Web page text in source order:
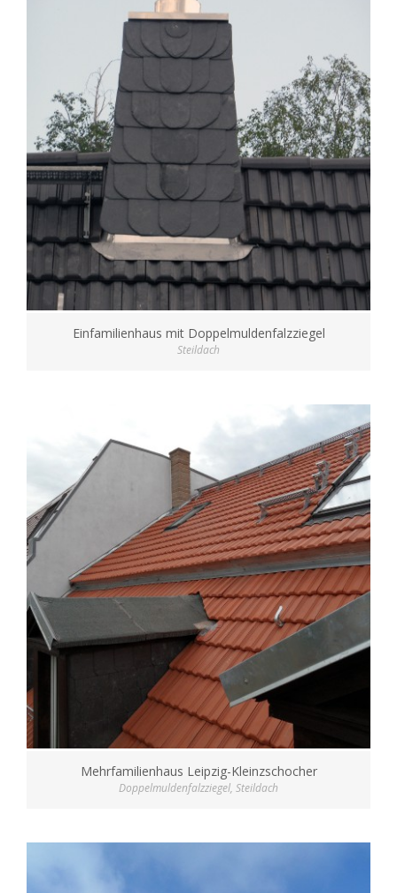
Einfamilienhaus mit Doppelmuldenfalzziegel
Steildach
Mehrfamilienhaus Leipzig-Kleinzschocher
Doppelmuldenfalzziegel, Steildach